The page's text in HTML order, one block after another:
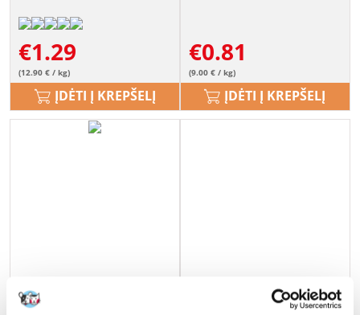
€1.29
(12.90 € / kg)
ĮDĖTI Į KREPŠELĮ
€0.81
(9.00 € / kg)
ĮDĖTI Į KREPŠELĮ